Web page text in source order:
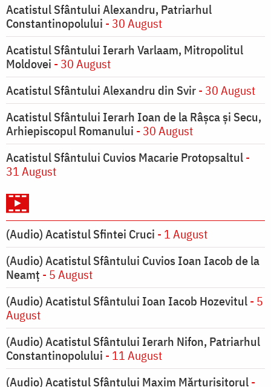
Acatistul Sfântului Alexandru, Patriarhul
Constantinopolului - 30 August
Acatistul Sfântului Ierarh Varlaam, Mitropolitul
Moldovei - 30 August
Acatistul Sfântului Alexandru din Svir- 30 August
Acatistul Sfântului Ierarh Ioan de la Râşca şi Secu,
Arhiepiscopul Romanului - 30 August
Acatistul Sfântului Cuvios Macarie Protopsaltul-
31 August
(Audio) Acatistul Sfintei Cruci - 1 August
(Audio) Acatistul Sfântului Cuvios Ioan Iacob de la
Neamț - 5 August
(Audio) Acatistul Sfântului Ioan Iacob Hozevitul- 5
August
(Audio) Acatistul Sfântului Ierarh Nifon, Patriarhul
Constantinopolului - 11 August
(Audio) Acatistul Sfântului Maxim Mărturisitorul-